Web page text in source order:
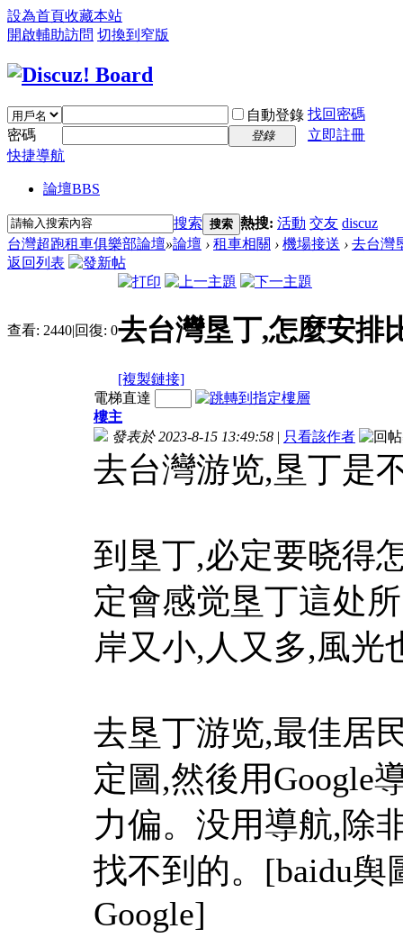
設為首頁收藏本站
開啟輔助訪問 切換到窄版
自動登錄 找回密碼
密碼
登錄
立即註冊
快捷導航
論壇BBS
搜索 搜索 熱搜: 活動 交友 discuz
台灣超跑租車俱樂部論壇»論壇 › 租車相關 › 機場接送 › 去台灣
返回列表
查看: 2440|回復: 0去台灣垦丁,怎麼安排
[複製鏈接]
電梯直達
樓主
發表於 2023-8-15 13:49:58 | 只看該作者
去台灣游览,垦丁是
到垦丁,必定要晓得
定會感觉垦丁這处
岸又小,人又多,風光
去垦丁游览,最佳居
定圖,然後用Google
力偏。没用導航,除
找不到的。[baidu
Google]